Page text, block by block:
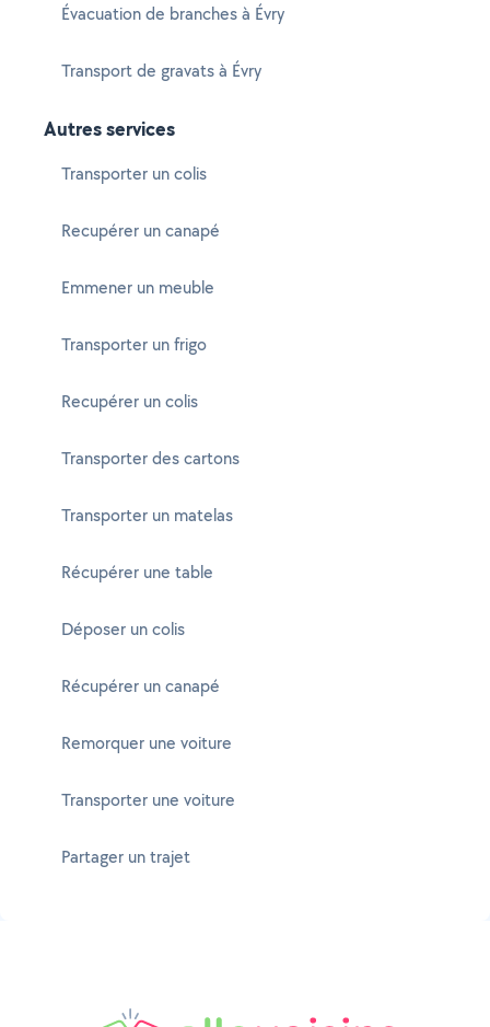
Évacuation de branches à Évry
Transport de gravats à Évry
Autres services
Transporter un colis
Recupérer un canapé
Emmener un meuble
Transporter un frigo
Recupérer un colis
Transporter des cartons
Transporter un matelas
Récupérer une table
Déposer un colis
Récupérer un canapé
Remorquer une voiture
Transporter une voiture
Partager un trajet